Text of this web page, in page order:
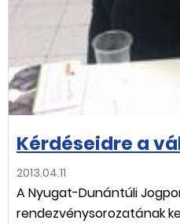
Kérdéseidre a
2013.04.11
A Nyugat-Dunántúli
rendezvénysorozatának